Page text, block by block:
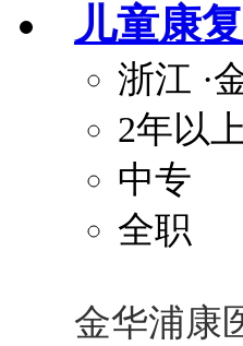
儿童康
浙江 ·
2年以上
中专
全职
金华浦康